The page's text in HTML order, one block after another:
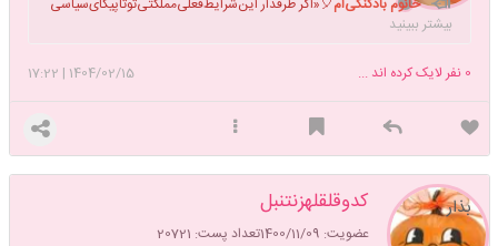
رو من ‌ریپ نزن حوصلت‌ندارم‌کاربریمم ‌دوست دارم»
بیشتر ببینید
1404/02/15
|
17:22 0 نفر لایک کرده اند ...
کدوقلقلهزنتنبل
عضویت: 1400/11/09 تعداد پست: 20721
بذار